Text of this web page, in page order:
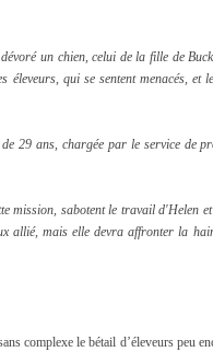
un chien, celui de la fille de
qui se sentent menacés, et
29 ans, chargée par le service de
mission, sabotent le travail d'Helen
allié, mais elle devra affronter la
complexe le bétail d’éleveurs peu